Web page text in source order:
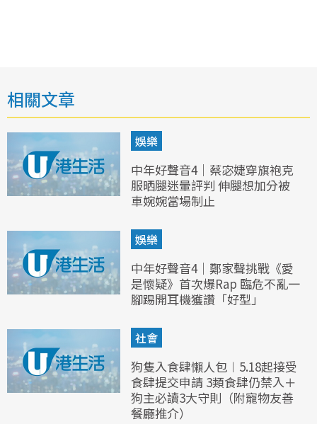
相關文章
娛樂
中年好聲音4｜蔡宓婕穿旗袍克
服晒腿迷暈評判 伸腿想加分被
車婉婉當場制止
娛樂
中年好聲音4｜鄭家聲挑戰《愛
是懷疑》首次爆Rap 臨危不亂一
腳踢開耳機獲讚「好型」
社會
狗隻入食肆懶人包︱5.18起接受
食肆提交申請 3類食肆仍禁入＋
狗主必讀3大守則（附寵物友善
餐廳推介）